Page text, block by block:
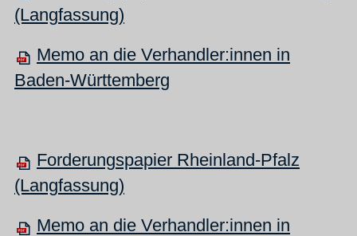
(Langfassung)
Memo an die Verhandler:innen in
Baden-Württemberg
Forderungspapier Rheinland-Pfalz
(Langfassung)
Memo an die Verhandler:innen in